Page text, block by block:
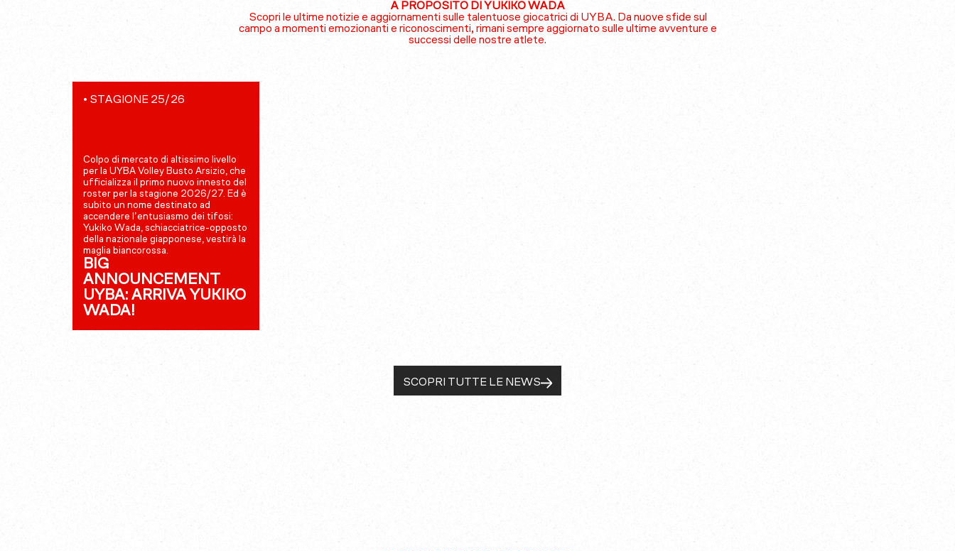
A PROPOSITO DI YUKIKO WADA
Scopri le ultime notizie e aggiornamenti sulle talentuose giocatrici di UYBA. Da nuove sfide sul
campo a momenti emozionanti e riconoscimenti, rimani sempre aggiornato sulle ultime avventure e
successi delle nostre atlete.
• STAGIONE 25/26
Colpo di mercato di altissimo livello
per la UYBA Volley Busto Arsizio, che
ufficializza il primo nuovo innesto del
roster per la stagione 2026/27. Ed è
subito un nome destinato ad
accendere l’entusiasmo dei tifosi:
Yukiko Wada, schiacciatrice-opposto
della nazionale giapponese, vestirà la
maglia biancorossa.
BIG
ANNOUNCEMENT
UYBA: ARRIVA YUKIKO
WADA!
SCOPRI TUTTE LE NEWS